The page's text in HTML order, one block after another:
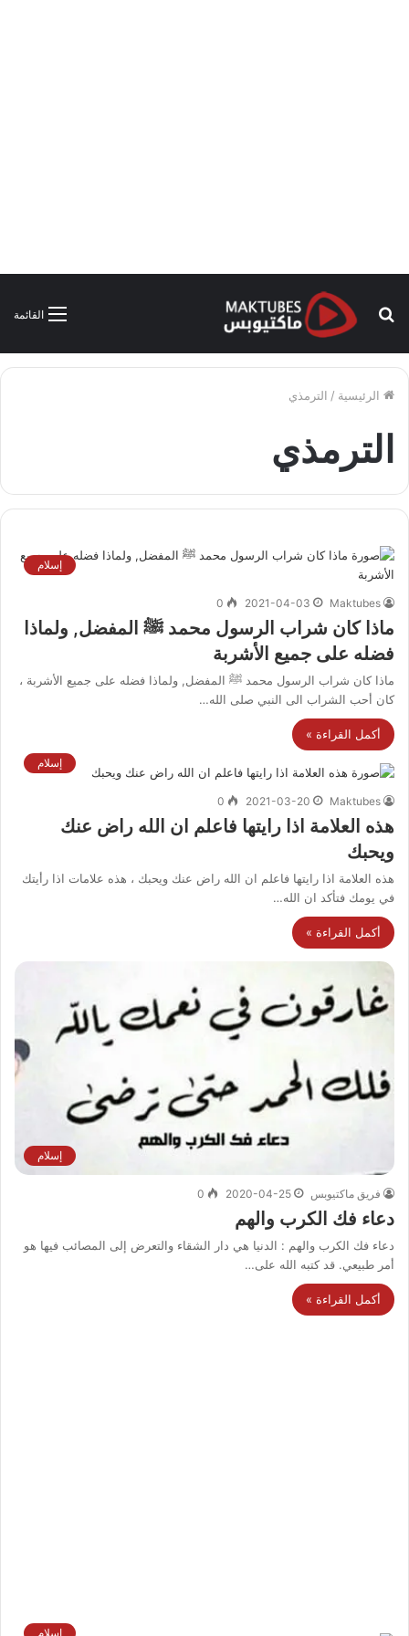
القائمة
بحث
الرئيسية / الترمذي
الترمذي
إسلام
Maktubes
2021-04-03
0
ماذا كان شراب الرسول محمد ﷺ المفضل, ولماذا
فضله على جميع الأشربة
ماذا كان شراب الرسول محمد ﷺ المفضل, ولماذا فضله على جميع الأشربة ،
كان أحب الشراب الى النبي صلى الله…
أكمل القراءة »
إسلام
Maktubes
2021-03-20
0
هذه العلامة اذا رايتها فاعلم ان الله راض عنك
ويحبك
هذه العلامة اذا رايتها فاعلم ان الله راض عنك ويحبك ، هذه علامات اذا رأيتك
في يومك فتأكد ان الله…
أكمل القراءة »
إسلام
فريق ماكتيوبس 2020-04-25
0
دعاء فك الكرب والهم
دعاء فك الكرب والهم : الدنيا هي دار الشقاء والتعرض إلى المصائب فيها هو
أمر طبيعي. قد كتبه الله على…
أكمل القراءة »
إسلام